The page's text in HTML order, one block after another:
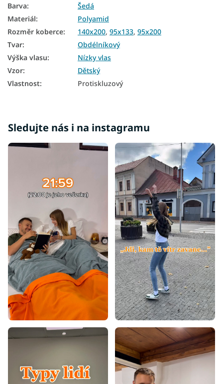
Barva:
Šedá
Materiál:
Polyamid
Rozměr koberce: 140x200, 95x133, 95x200
Tvar:
Obdélníkový
Výška vlasu:
Nízky vlas
Vzor:
Dětský
Vlastnost: Protiskluzový
Sledujte nás i na instagramu